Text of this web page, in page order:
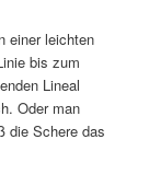
einer leichten
bis zum
Lineal
Oder man
die Schere das